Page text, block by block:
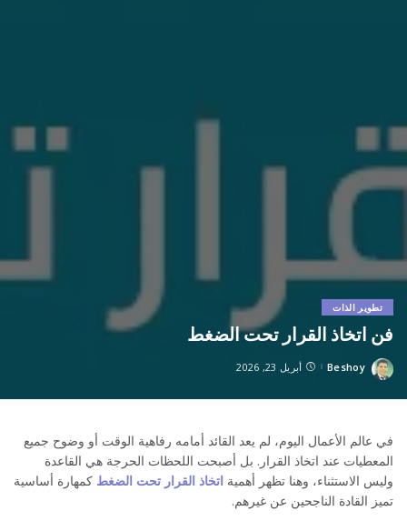
تطوير الذات
فن اتخاذ القرار تحت الضغط
Posted
Beshoy أبريل 23, 2026
في عالم الأعمال اليوم، لم يعد القائد أمامه رفاهية الوقت أو وضوح جميع
المعطيات عند اتخاذ القرار. بل أصبحت اللحظات الحرجة هي القاعدة
وليس الاستثناء، وهنا تظهر أهمية اتخاذ القرار تحت الضغط كمهارة أساسية
تميز القادة الناجحين عن غيرهم.